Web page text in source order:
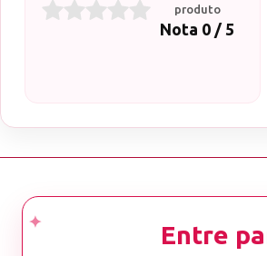
produto
Nota 0 / 5
Entre